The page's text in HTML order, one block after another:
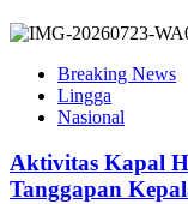
Breaking News
Lingga
Nasional
Aktivitas Kapal
Tanggapan